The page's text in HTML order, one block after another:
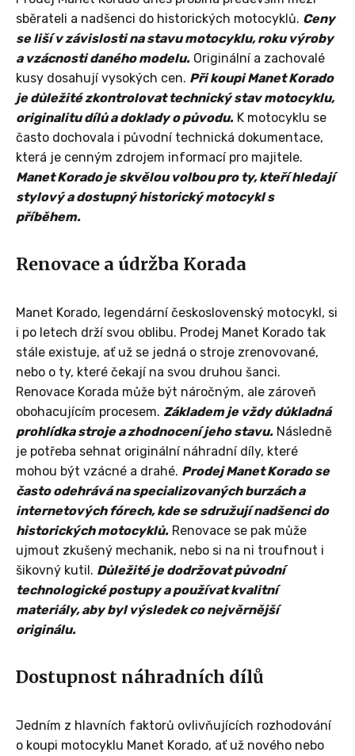
sběrateli a nadšenci do historických motocyklů. Ceny
se liší v závislosti na stavu motocyklu, roku výroby
a vzácnosti daného modelu. Originální a zachovalé
kusy dosahují vysokých cen. Při koupi Manet Korado
je důležité zkontrolovat technický stav motocyklu,
originalitu dílů a doklady o původu. K motocyklu se
často dochovala i původní technická dokumentace,
která je cenným zdrojem informací pro majitele.
Manet Korado je skvělou volbou pro ty, kteří hledají
stylový a dostupný historický motocykl s
příběhem.
Renovace a údržba Korada
Manet Korado, legendární československý motocykl, si
i po letech drží svou oblibu. Prodej Manet Korado tak
stále existuje, ať už se jedná o stroje zrenovované,
nebo o ty, které čekají na svou druhou šanci.
Renovace Korada může být náročným, ale zároveň
obohacujícím procesem. Základem je vždy důkladná
prohlídka stroje a zhodnocení jeho stavu. Následně
je potřeba sehnat originální náhradní díly, které
mohou být vzácné a drahé. Prodej Manet Korado se
často odehrává na specializovaných burzách a
internetových fórech, kde se sdružují nadšenci do
historických motocyklů. Renovace se pak může
ujmout zkušený mechanik, nebo si na ni troufnout i
šikovný kutil. Důležité je dodržovat původní
technologické postupy a používat kvalitní
materiály, aby byl výsledek co nejvěrnější
originálu.
Dostupnost náhradních dílů
Jedním z hlavních faktorů ovlivňujících rozhodování
o koupi motocyklu Manet Korado, ať už nového nebo